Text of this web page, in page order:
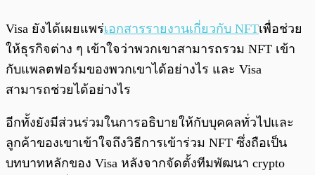
Visa ยังได้เผยแพร่เอกสารรายงานเกี่ยวกับ NFTเพื่อช่วย
ให้ธุรกิจต่าง ๆ เข้าใจว่าพวกเขาสามารถรวม NFT เข้า
กับแพลตฟอร์มของพวกเขาได้อย่างไร และ Visa
สามารถช่วยได้อย่างไร
อีกทั้งยังมีส่วนร่วมในการอธิบายให้กับบุคคลทั่วไปและ
ลูกค้าของเขาเข้าใจถึงวิธีการเข้าร่วม NFT ซึ่งถือเป็น
บทบาทหลักของ Visa หลังจากจัดตั้งทีมพัฒนา crypto